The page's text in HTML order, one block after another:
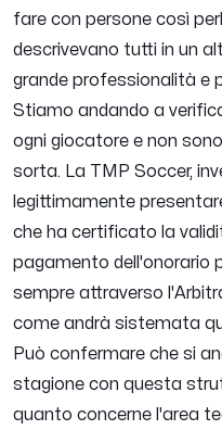
fare con persone così
descrivevano tutti in un
grande professionalità e
Stiamo andando a
ogni giocatore e non
sorta. La TMP Soccer,
legittimamente
che ha certificato la
pagamento dell'onorario
sempre attraverso
come andrà sistemata
Può confermare che si
stagione con questa
quanto concerne l'area